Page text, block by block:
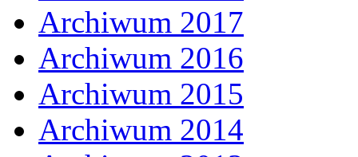
Archiwum 2017
Archiwum 2016
Archiwum 2015
Archiwum 2014